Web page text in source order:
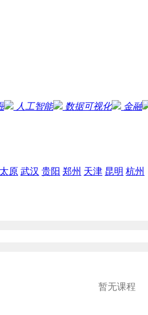
人工智能 数据可视化 金融
太原 武汉 贵阳 郑州 天津 昆明 杭州
暂无课程